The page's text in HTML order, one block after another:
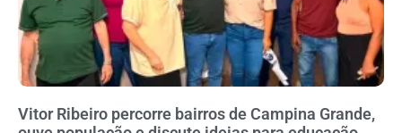
Vitor Ribeiro percorre bairros de Campina Grande,